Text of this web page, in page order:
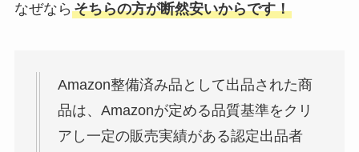
なぜなら そちらの方が断然安いからです！
Amazon整備済み品として出品された商
品は、Amazonが定める品質基準をクリ
アし一定の販売実績がある認定出品者